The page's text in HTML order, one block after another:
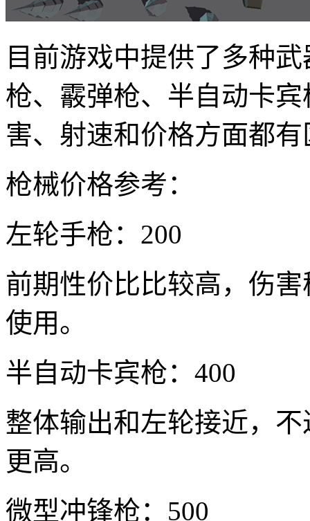
目前游戏中提供了多种
枪、霰弹枪、半自动卡
害、射速和价格方面都有
枪械价格参考：
左轮手枪：200
前期性价比比较高，伤
使用。
半自动卡宾枪：400
整体输出和左轮接近，
更高。
微型冲锋枪：500